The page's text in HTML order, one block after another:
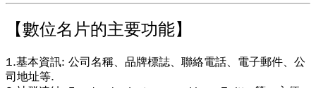
【數位名片的主要功能】
1.基本資訊: 公司名稱、品牌標誌、聯絡電話、電子郵件、公
司地址等.